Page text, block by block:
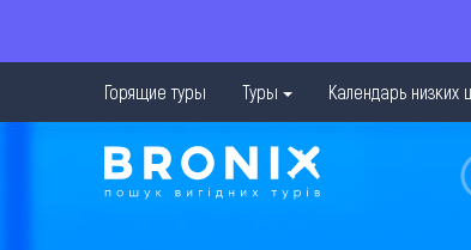
Горящие туры Туры Календарь низких